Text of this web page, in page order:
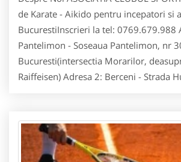
de Karate - Aikido pentru incepatori si
BucurestiInscrieri la tel: 0769.679.988
Pantelimon - Soseaua Pantelimon, nr
Bucuresti(intersectia Morarilor,
Raiffeisen) Adresa 2: Berceni - Strada